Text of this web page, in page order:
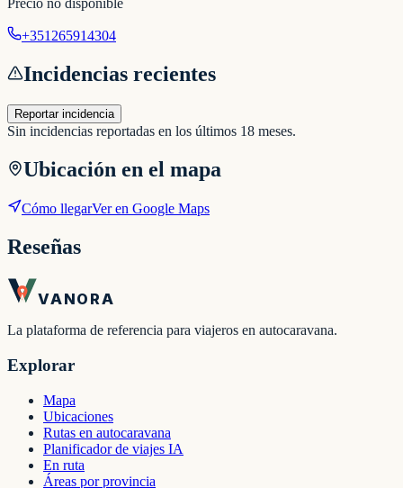
+351265914304
Incidencias recientes
Reportar incidencia
Sin incidencias reportadas en los últimos 18 meses.
Ubicación en el mapa
Cómo llegarVer en Google Maps
Reseñas
VANORA
La plataforma de referencia para viajeros en autocaravana.
Explorar
Mapa
Ubicaciones
Rutas en autocaravana
Planificador de viajes IA
En ruta
Áreas por provincia